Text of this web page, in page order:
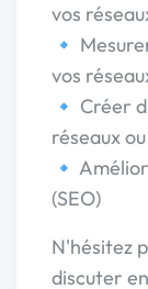
vos
🔹
vos
🔹 Créer
réseaux
🔹
(SEO)
N'hésitez
discuter